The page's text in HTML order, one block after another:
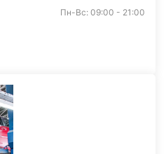
Пн-Вс: 09:00 - 21:00